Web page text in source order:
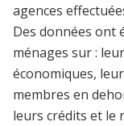
agences
Des données ont
ménages sur :
économiques,
membres en
leurs crédits et le